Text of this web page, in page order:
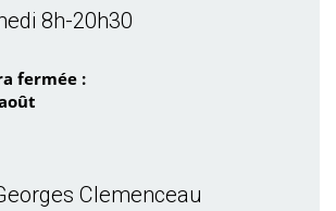
8h-20h30
fermée :
Clemenceau